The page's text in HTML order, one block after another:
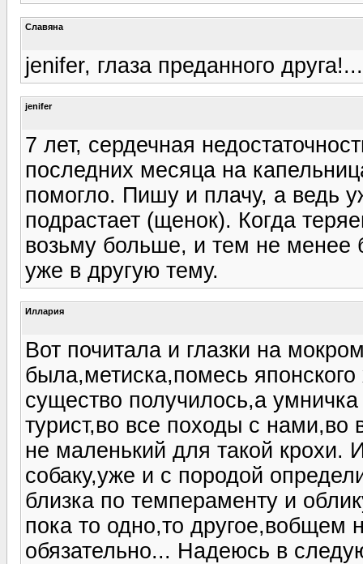
Славяна
jenifer, глаза преданного
jenifer
7 лет, сердечная
последних месяца на
помогло. Пишу и плачу, а ведь
подрастает (щенок). Когда
возьму больше, и тем не менее
уже в другую тему.
Иллария
Вот почитала и глазки на
была,метиска,помесь
существо получилось,а
турист,во все походы с
не маленький для такой крохи.
собаку,уже и с породой
близка по темпераменту и
пока то одно,то другое,вобщем
обязательно... Надеюсь в